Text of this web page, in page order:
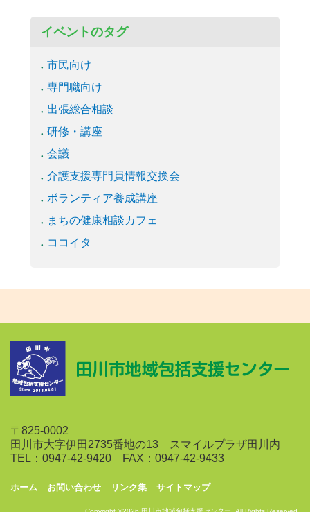
イベントのタグ
市民向け
専門職向け
出張総合相談
研修・講座
会議
介護支援専門員情報交換会
ボランティア養成講座
まちの健康相談カフェ
ココイタ
〒825-0002
田川市大字伊田2735番地の13 スマイルプラザ田川内
TEL：0947-42-9420 FAX：0947-42-9433
ホーム お問い合わせ リンク集 サイトマップ